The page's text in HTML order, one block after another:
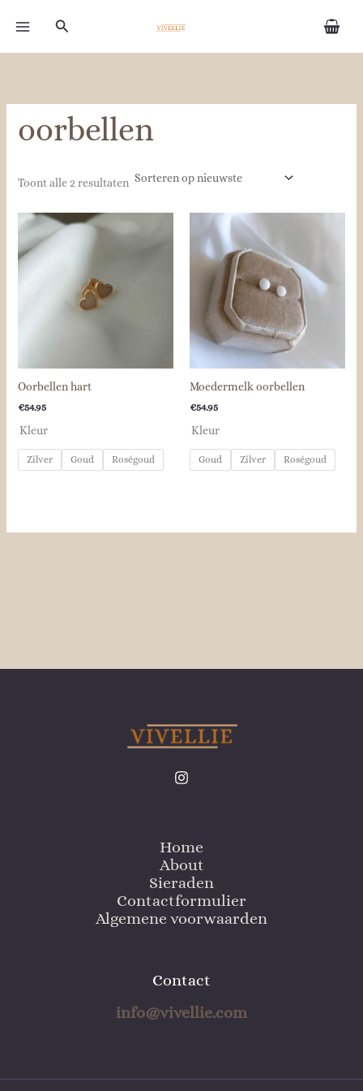
naar
Zoeken
oorbellen
Toont alle 2 resultaten
nieuwste
Oorbellen hart
€54.95
Kleur
Zilver Goud Roségoud
Moedermelk oorbellen
€54.95
Kleur
Goud Zilver Roségoud
Home
About
Sieraden
Contactformulier
Algemene voorwaarden
Contact
info@vivellie.com